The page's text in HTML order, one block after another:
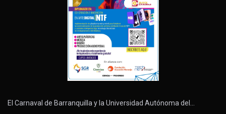
El Carnaval de Barranquilla y la Universidad Autónoma del…